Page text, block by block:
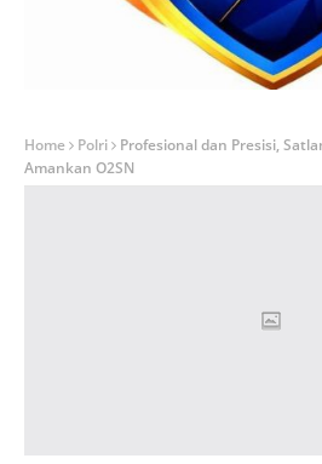
Home Polri
Profesional dan Presisi,
Amankan O2SN